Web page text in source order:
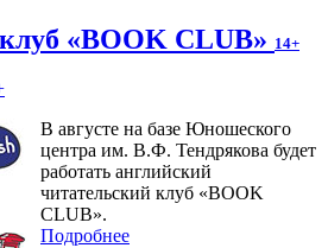
«BOOK CLUB» 14+
В августе на базе Юношеского
центра им. В.Ф. Тендрякова будет
работать английский
читательский клуб «BOOK
CLUB».
Подробнее